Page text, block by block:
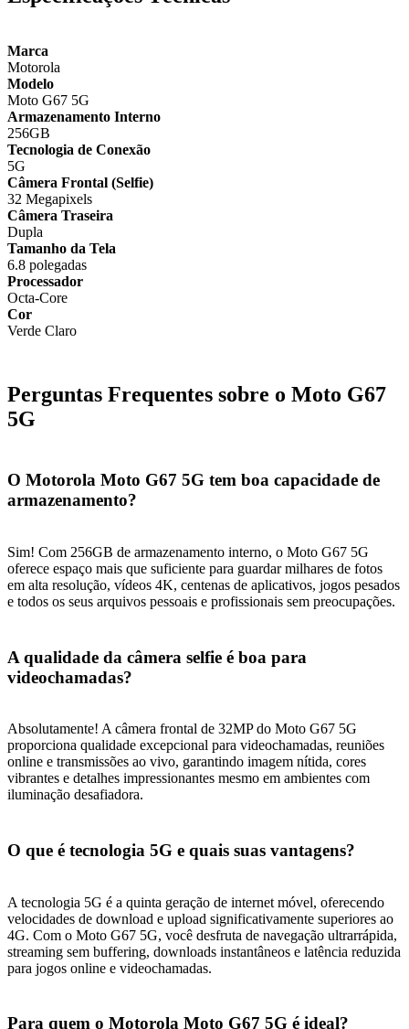
Marca
Motorola
Modelo
Moto G67 5G
Armazenamento Interno
256GB
Tecnologia de Conexão
5G
Câmera Frontal (Selfie)
32 Megapixels
Câmera Traseira
Dupla
Tamanho da Tela
6.8 polegadas
Processador
Octa-Core
Cor
Verde Claro
Perguntas Frequentes sobre o Moto G67
5G
O Motorola Moto G67 5G tem boa capacidade de
armazenamento?
Sim! Com 256GB de armazenamento interno, o Moto G67 5G
oferece espaço mais que suficiente para guardar milhares de fotos
em alta resolução, vídeos 4K, centenas de aplicativos, jogos pesados
e todos os seus arquivos pessoais e profissionais sem preocupações.
A qualidade da câmera selfie é boa para
videochamadas?
Absolutamente! A câmera frontal de 32MP do Moto G67 5G
proporciona qualidade excepcional para videochamadas, reuniões
online e transmissões ao vivo, garantindo imagem nítida, cores
vibrantes e detalhes impressionantes mesmo em ambientes com
iluminação desafiadora.
O que é tecnologia 5G e quais suas vantagens?
A tecnologia 5G é a quinta geração de internet móvel, oferecendo
velocidades de download e upload significativamente superiores ao
4G. Com o Moto G67 5G, você desfruta de navegação ultrarrápida,
streaming sem buffering, downloads instantâneos e latência reduzida
para jogos online e videochamadas.
Para quem o Motorola Moto G67 5G é ideal?